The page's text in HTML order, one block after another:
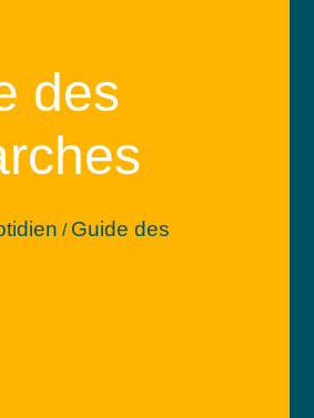
des
/ Guide des